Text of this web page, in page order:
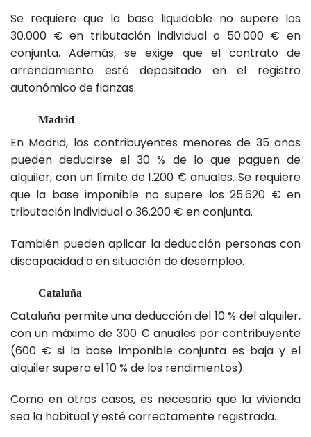
Se requiere que la base liquidable no supere los
30.000 € en tributación individual o 50.000 € en
conjunta. Además, se exige que el contrato de
arrendamiento esté depositado en el registro
autonómico de fianzas.
Madrid
En Madrid, los contribuyentes menores de 35 años
pueden deducirse el 30 % de lo que paguen de
alquiler, con un límite de 1.200 € anuales. Se requiere
que la base imponible no supere los 25.620 € en
tributación individual o 36.200 € en conjunta.
También pueden aplicar la deducción personas con
discapacidad o en situación de desempleo.
Cataluña
Cataluña permite una deducción del 10 % del alquiler,
con un máximo de 300 € anuales por contribuyente
(600 € si la base imponible conjunta es baja y el
alquiler supera el 10 % de los rendimientos).
Como en otros casos, es necesario que la vivienda
sea la habitual y esté correctamente registrada.